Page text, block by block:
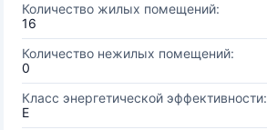
Количество жилых помещений:
16
Количество нежилых помещений:
0
Класс энергетической эффективности:
E